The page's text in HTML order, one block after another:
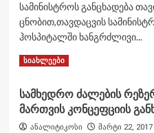
გადასატანი
საზენიტო
სარაკეტო
კომპლექსი
Игла
სამინისტროს განცხადება
ცნობით,თავდაცვის
ჰოსპიტალში ხანგრძლივი...
Read MoreRead
გორის
სამხედო
ჰოსპიტალში
სიახლეები
სამხედრო ძალების
მართვის კონცეფციის
ანალიტიკოსი მარტი 22, 2017